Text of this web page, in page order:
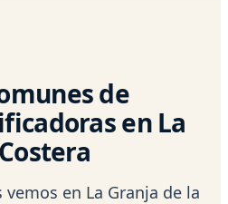
de
en La
vemos en La Granja de la